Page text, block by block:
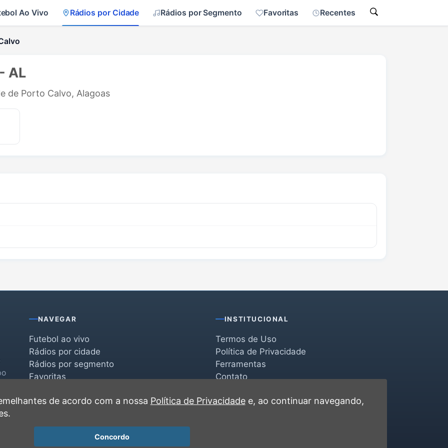
Ao Vivo Rádios por Cidade Rádios por Segmento Favoritas Recentes
AL
de Porto Calvo, Alagoas
NAVEGAR
Futebol ao vivo
Rádios por cidade
Rádios por segmento
Favoritas
INSTITUCIONAL
Termos de Uso
Política de Privacidade
Ferramentas
Contato
de acordo com a nossa Política de Privacidadee, ao continuar navegando,
Concordo